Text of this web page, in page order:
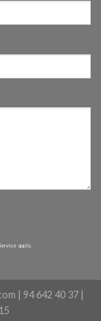
apply.
| 94 642 40 37 |